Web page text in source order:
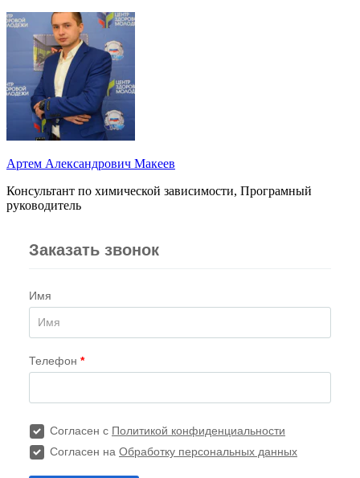
Артем Александрович Макеев
Консультант по химической зависимости, Програмный
руководитель